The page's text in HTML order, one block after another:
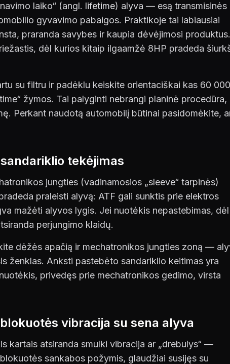
laiko“ (angl. lifetime) alyva — esą transmisinės
gyvavimo pabaigos. Praktikoje tai labiausiai
praranda savybes ir kaupia dėvėjimosi produktus.
dėl kurios kitaip ilgaamžė 8HP pradeda
su filtru ir padėklu keiskite orientaciškai kas 60
žymos. Tai palyginti nebrangi planinė procedūra,
Perkant naudotą automobilį būtinai pasidomėkite,
tekėjimas
jungties (vadinamosios „sleeve“ tarpinės)
praleisti alyvą: ATF gali sunktis prie elektros
mažėti alyvos lygis. Jei nuotėkis nepastebimas, dėl
perjungimo klaidų.
dėžės apačią ir mechatronikos jungties zoną —
ženklas. Anksti pastebėto sandariklio keitimas yra
privedęs prie mechatronikos gedimo, virsta
vibracija su sena alyva
kartais atsiranda smulki vibracija ar „drebulys“ —
sankabos požymis, glaudžiai susijęs su